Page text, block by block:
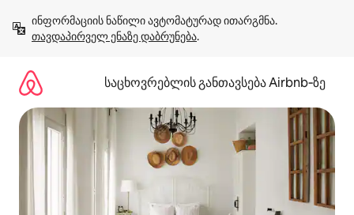
გადასვლა
თავდაპირველ ენაზე დაბრუნება.
საცხოვრებლის განთავსება Airbnb‑ზე